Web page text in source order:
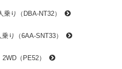
り（DBA-NT32）
り（6AA-SNT33）
（PE52）